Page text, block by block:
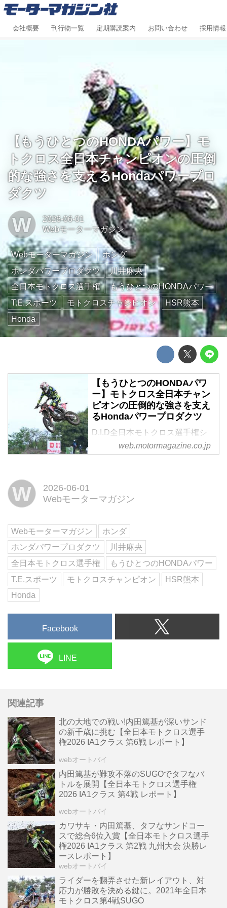
会社概要 刊行物一覧 定期購読案内 お問い合わせ 採用情報
【もうひとつのHONDAパワー】モ
トクロス全日本チャンピオンの圧倒
的な強さを支えるHondaパワープロ
ダクツ
W
2026-06-01
Webモーターマガジン
Webモーターマガジン
ホンダ
ホンダパワープロダクツ
川井麻央
全日本モトクロス選手権
もうひとつのHONDAパワー
T.E.スポーツ
モトクロスチャンピオン
HSR熊本
Honda
【もうひとつのHONDAパワ
ー】モトクロス全日本チャン
ピオンの圧倒的な強さを支え
るHondaパワープロダクツ
D.I.D全日本モトクロス選手権シ
リーズ レディースクラスを長く
勝ち続けているチャンピオンが川
な女王の強さを支え続けているの
Hondaパワープロダクツなのであ
る...
web.motormagazine.co.jp
W
2026-06-01
Webモーターマガジン
Webモーターマガジン
ホンダ
ホンダパワープロダクツ
川井麻央
全日本モトクロス選手権
もうひとつのHONDAパワー
T.E.スポーツ
モトクロスチャンピオン
HSR熊本
Honda
Facebook
LINE
関連記事
北の大地での戦い!内田篤基が深いサンド
の新千歳に挑む【全日本モトクロス選手
権2026 IA1クラス 第6戦 レポート】
webオートバイ
内田篤基が難攻不落のSUGOでタフなバ
トルを展開【全日本モトクロス選手権
2026 IA1クラス 第4戦 レポート】
webオートバイ
カワサキ・内田篤基、タフなサンドコー
スで総合6位入賞【全日本モトクロス選手
権2026 IA1クラス 第2戦 九州大会 決勝レ
ースレポート】
webオートバイ
ライダーを翻弄させた新レイアウト、対
応力が勝敗を決める鍵に。2021年全日本
モトクロス第4戦SUGO